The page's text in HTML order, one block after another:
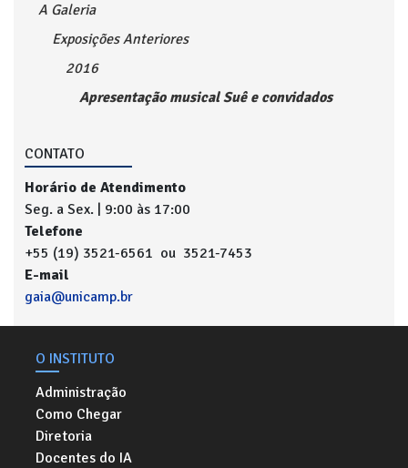
A Galeria
Exposições Anteriores
2016
Apresentação musical Suê e convidados
CONTATO
Horário de Atendimento
Seg. a Sex. | 9:00 às 17:00
Telefone
+55 (19) 3521-6561 ou 3521-7453
E-mail
gaia@unicamp.br
O INSTITUTO
Administração
Como Chegar
Diretoria
Docentes do IA